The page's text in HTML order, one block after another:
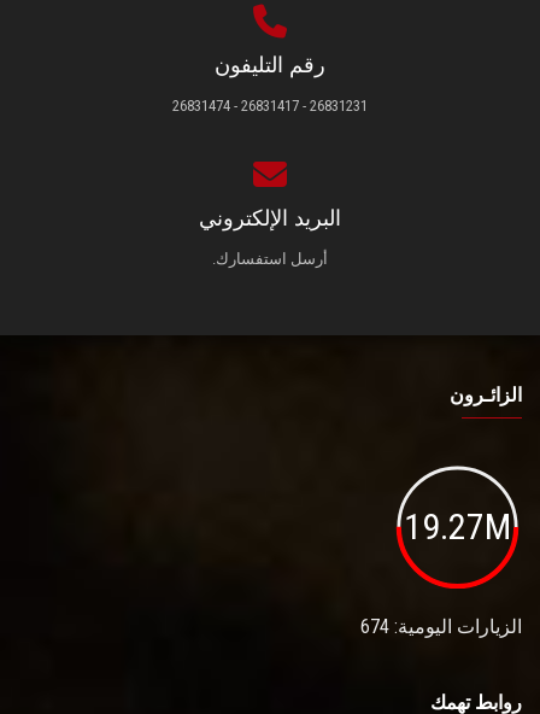
رقم التليفون
26831231 - 26831417 - 26831474
البريد الإلكتروني
أرسل استفسارك.
الزائـرون
19.27M
الزيارات اليومية: 674
روابط تهمك